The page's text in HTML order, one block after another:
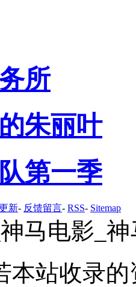
所
朱丽叶
第一季
新- 反馈留言- RSS- Sitemap
马电影_
本站收录